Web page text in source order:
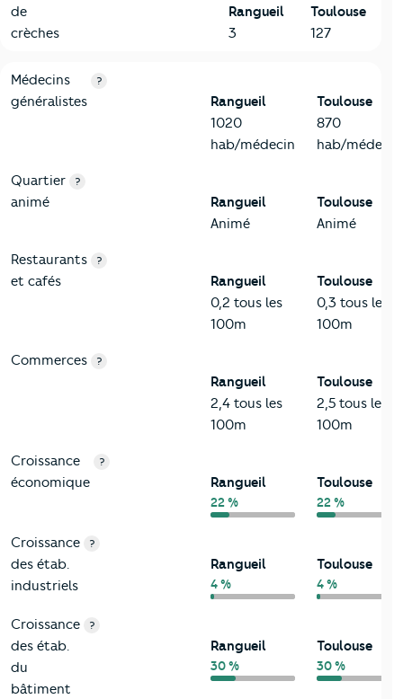
de
crèches
Rangueil
3
Toulouse
127
5-Commerces
Critères Rangueil
Médecins
généralistes
?
Rangueil
1020
hab/médecin
Toulouse
870
hab/médecin
Quartier
animé
?
Rangueil
Animé
Toulouse
Animé
Restaurants
et cafés
?
Rangueil
0,2 tous les
100m
Toulouse
0,3 tous les
100m
Commerces ?
Rangueil
2,4 tous les
100m
Toulouse
2,5 tous les
100m
Croissance
économique
?
Rangueil
22 %
Toulouse
22 %
Croissance
des étab.
industriels
?
Rangueil
4 %
Toulouse
4 %
Croissance
des étab.
du
bâtiment
?
Rangueil
30 %
Toulouse
30 %